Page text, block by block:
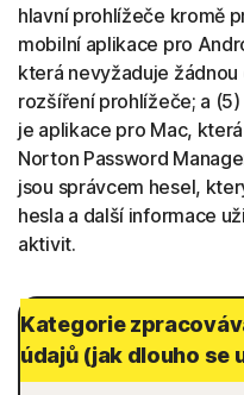
hlavní prohlížeče kromě
mobilní aplikace pro
která nevyžaduje
rozšíření prohlížeče; a
je aplikace pro Mac,
Norton Password
jsou správcem hesel,
hesla a další informace
aktivit.
Kategorie
údajů (jak dlouho se